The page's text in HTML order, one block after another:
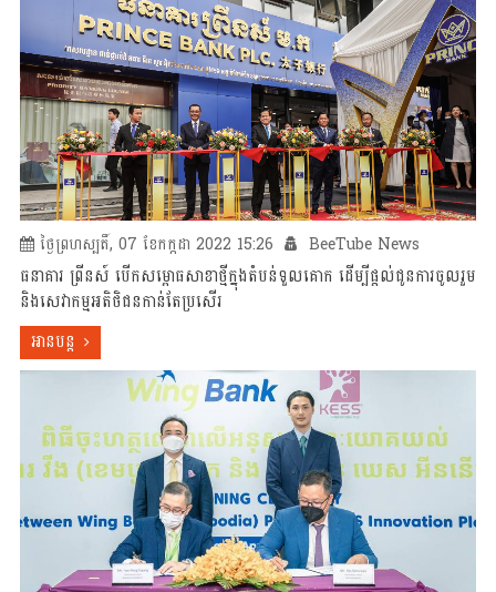
ថ្ងៃព្រហស្បតិ៍, 07 ខែកក្កដា 2022 15:26 BeeTube News
ធនាគារ ព្រីនស៍ បើកសម្ពោធសាខាថ្មីក្នុងតំបន់ទួលគោក ដើម្បីផ្តល់ជូនការចូលរួម
និងសេវាកម្មអតិថិជនកាន់តែប្រសើរ
អានបន្ត